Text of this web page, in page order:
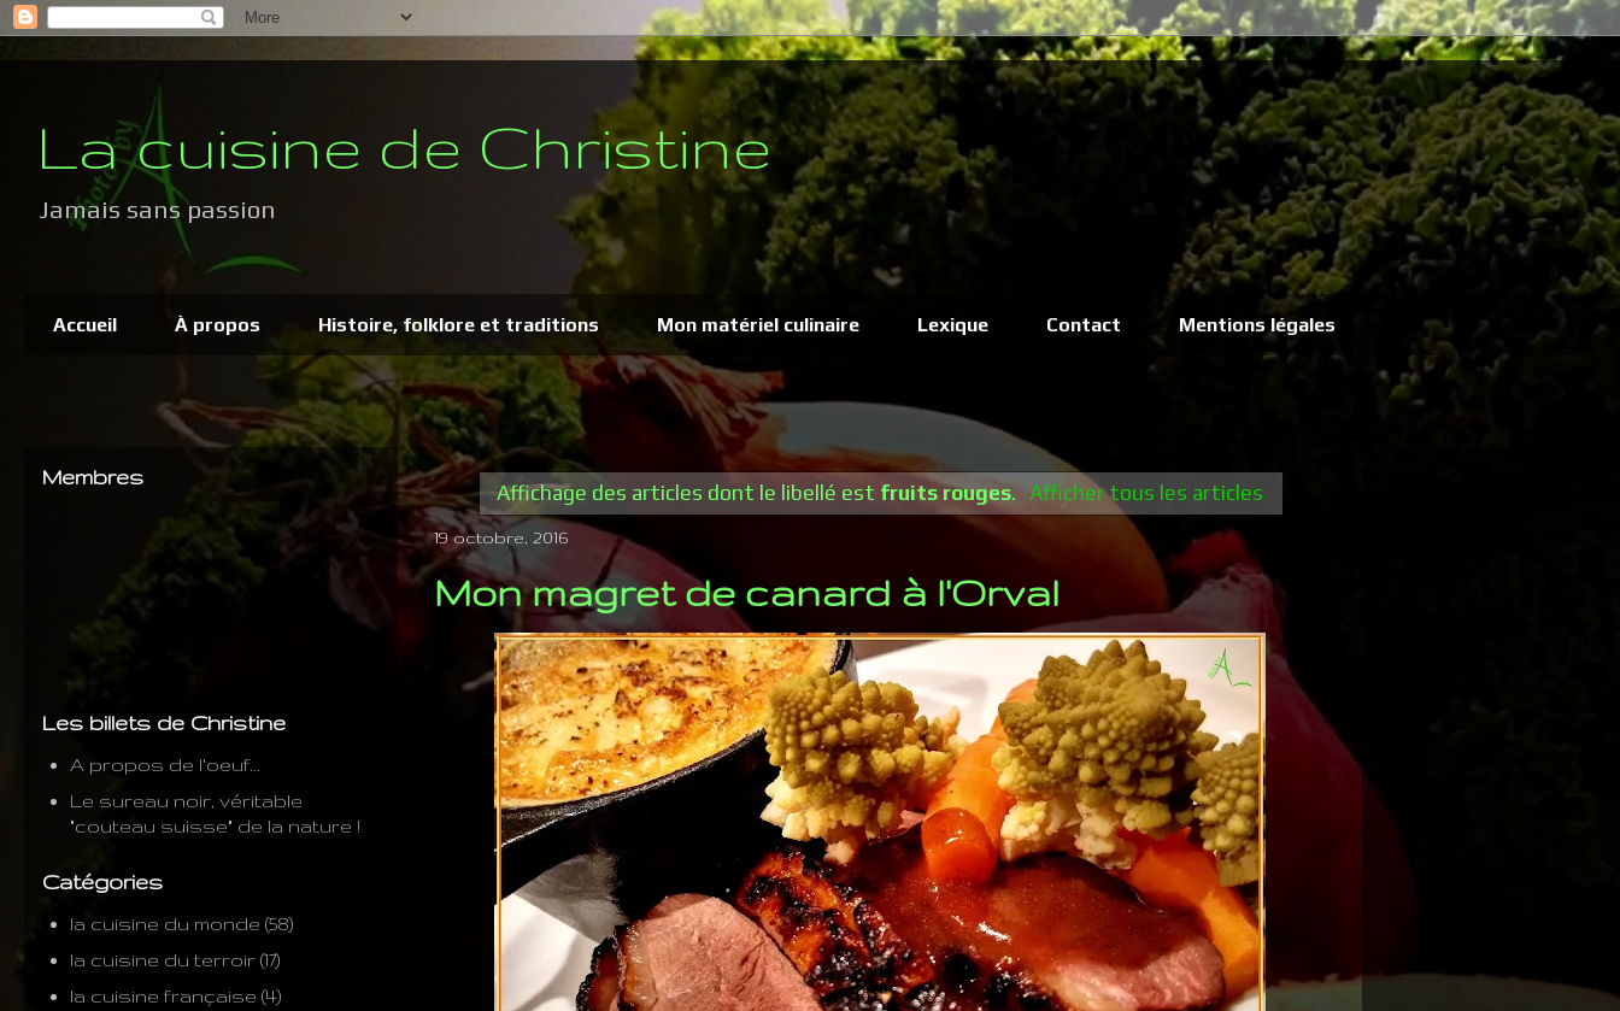
La cuisine de Christine
Jamais sans passion
Accueil À propos Histoire, folklore et traditions Mon matériel culinaire Lexique Contact Mentions légales
Affichage des articles dont le libellé est fruits rouges. Afficher tous les articles
19 octobre, 2016
Mon magret de canard à l'Orval
Membres
Les billets de Christine
A propos de l'oeuf...
Le sureau noir, véritable
"couteau suisse" de la nature !
Catégories
la cuisine du monde (58)
la cuisine du terroir (17)
la cuisine française (4)